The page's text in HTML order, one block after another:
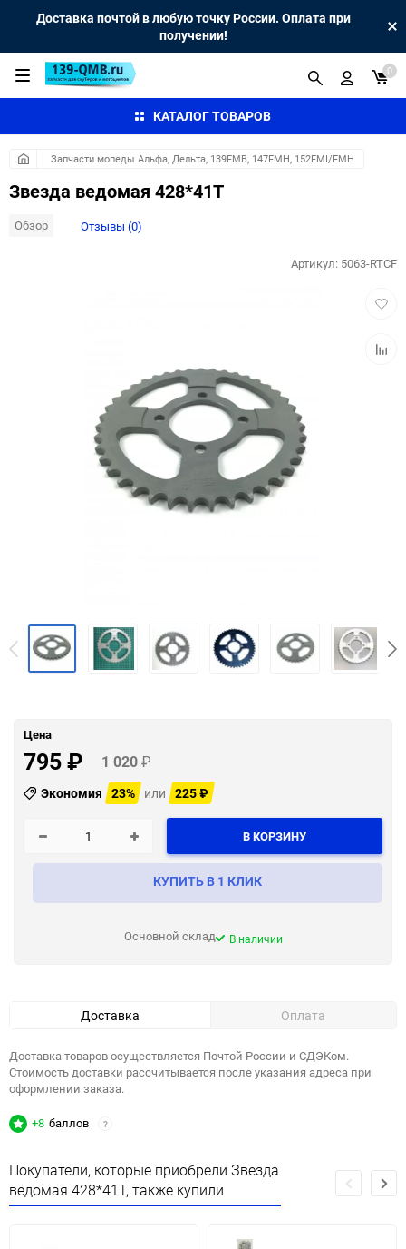
Доставка почтой в любую точку России. Оплата при
получении!
КАТАЛОГ ТОВАРОВ
0
Запчасти мопеды Альфа, Дельта, 139FMB, 147FMH, 152FMI/FMH
Звезда ведомая 428*41Т
Обзор Отзывы (0)
Артикул: 5063-RTCF
Цена
795₽ 1 020₽
Экономия 23% или 225₽
В КОРЗИНУ
КУПИТЬ В 1 КЛИК
Основной склад В наличии
Доставка Оплата
Доставка товаров осуществляется Почтой России и СДЭКом.
Стоимость доставки рассчитывается после указания адреса при
оформлении заказа.
+8 баллов ?
Покупатели, которые приобрели Звезда
ведомая 428*41Т, также купили